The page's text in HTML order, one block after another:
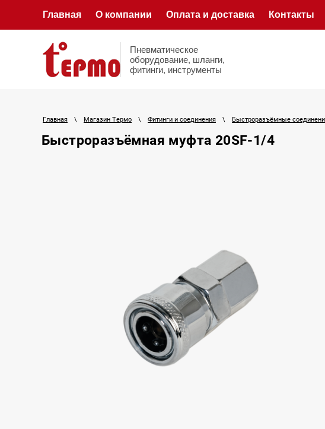
Главная О компании Оплата и доставка Контакты
Пневматическое
оборудование, шланги,
фитинги, инструменты
Главная \ Магазин Термо \ Фитинги и соединения \ Быстроразъёмные
Быстроразъёмная муфта 20SF-1/4